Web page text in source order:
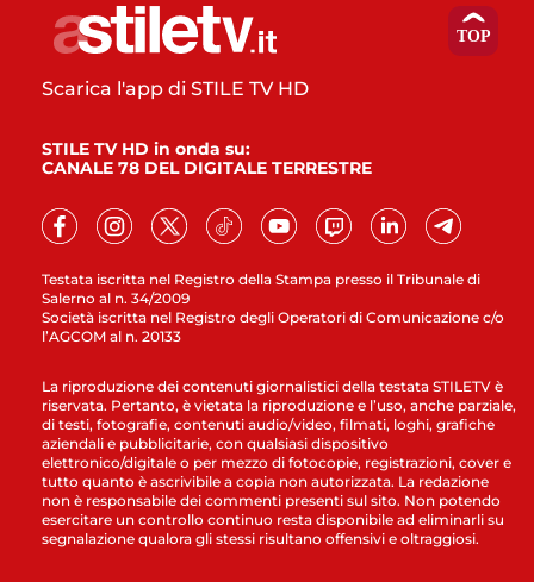
Testata iscritta nel Registro della Stampa presso il Tribunale di
Salerno al n. 34/2009
Società iscritta nel Registro degli Operatori di Comunicazione c/o
l’AGCOM al n. 20133
Scarica l'app di STILE TV HD
STILE TV HD in onda su:
CANALE 78 DEL DIGITALE TERRESTRE
La riproduzione dei contenuti giornalistici della testata STILETV è
riservata. Pertanto, è vietata la riproduzione e l’uso, anche parziale,
di testi, fotografie, contenuti audio/video, filmati, loghi, grafiche
aziendali e pubblicitarie, con qualsiasi dispositivo
elettronico/digitale o per mezzo di fotocopie, registrazioni, cover e
tutto quanto è ascrivibile a copia non autorizzata. La redazione
non è responsabile dei commenti presenti sul sito. Non potendo
esercitare un controllo continuo resta disponibile ad eliminarli su
segnalazione qualora gli stessi risultano offensivi e oltraggiosi.